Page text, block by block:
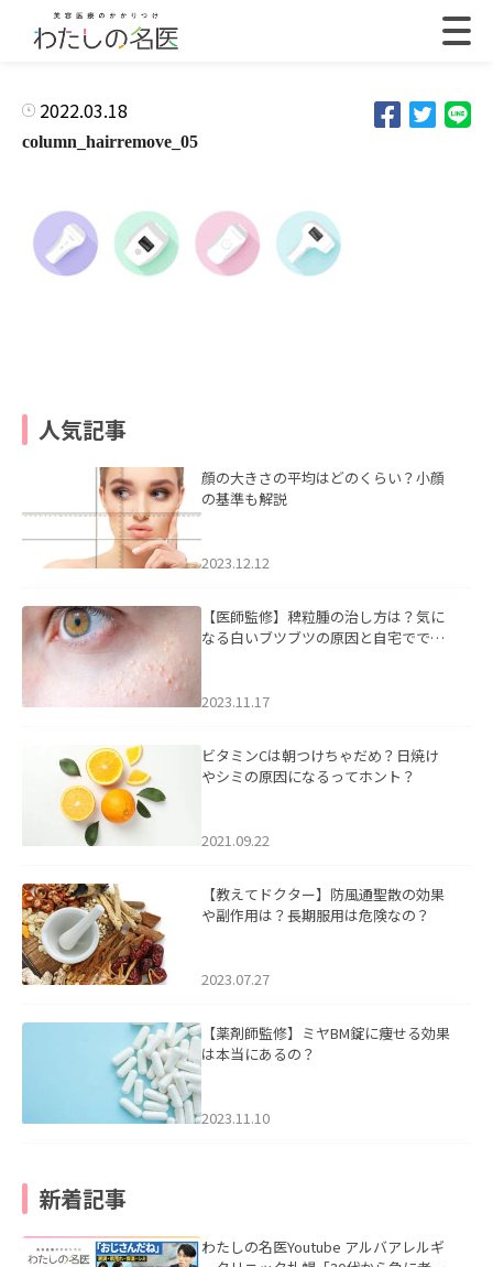
2022.03.18
column_hairremove_05
人気記事
顔の大きさの平均はどのくらい？小顔
の基準も解説
2023.12.12
【医師監修】稗粒腫の治し方は？気に
なる白いブツブツの原因と自宅ででき
2023.11.17
ビタミンCは朝つけちゃだめ？日焼け
やシミの原因になるってホント？
2021.09.22
【教えてドクター】防風通聖散の効果
や副作用は？長期服用は危険なの？
2023.07.27
【薬剤師監修】ミヤBM錠に痩せる効果
は本当にあるの？
2023.11.10
新着記事
わたしの名医Youtube アルバアレルギ